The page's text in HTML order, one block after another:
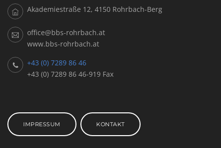
Akademiestraße 12, 4150 Rohrbach-Berg
office@bbs-rohrbach.at
www.bbs-rohrbach.at
+43 (0) 7289 86 46
+43 (0) 7289 86 46-919 Fax
IMPRESSUM KONTAKT